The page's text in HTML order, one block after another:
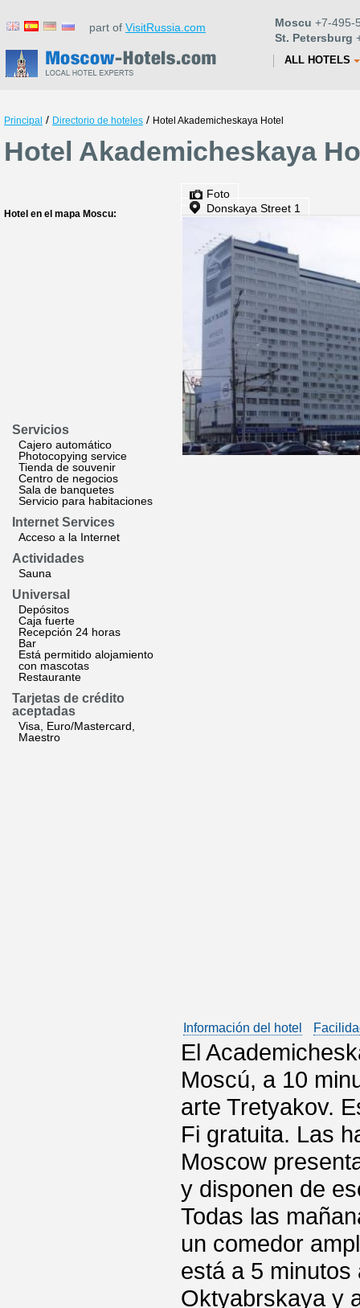
part of VisitRussia.com Moscu +7-495-
St. Petersburg
ALL HOTELS
Principal / Directorio de hoteles / Hotel Akademicheskaya Hotel
Hotel Akademicheskaya
Hotel en el mapa Moscu:
Servicios
Cajero automático
Photocopying service
Tienda de souvenir
Centro de negocios
Sala de banquetes
Servicio para habitaciones
Internet Services
Acceso a la Internet
Actividades
Sauna
Universal
Depósitos
Caja fuerte
Recepción 24 horas
Bar
Está permitido alojamiento
con mascotas
Restaurante
Tarjetas de crédito
aceptadas
Visa, Euro/Mastercard,
Maestro
Foto
Donskaya Street 1
Información del hotel
El
Moscú, a 10
arte Tretyakov.
Fi gratuita. Las
Moscow
y disponen de
Todas las
un comedor
está a 5 minutos
Oktyabrskaya y